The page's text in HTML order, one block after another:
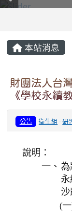
本站消息
財團法人台
《學校永續
公告 衛生組 -研
說明：
一、 為
(